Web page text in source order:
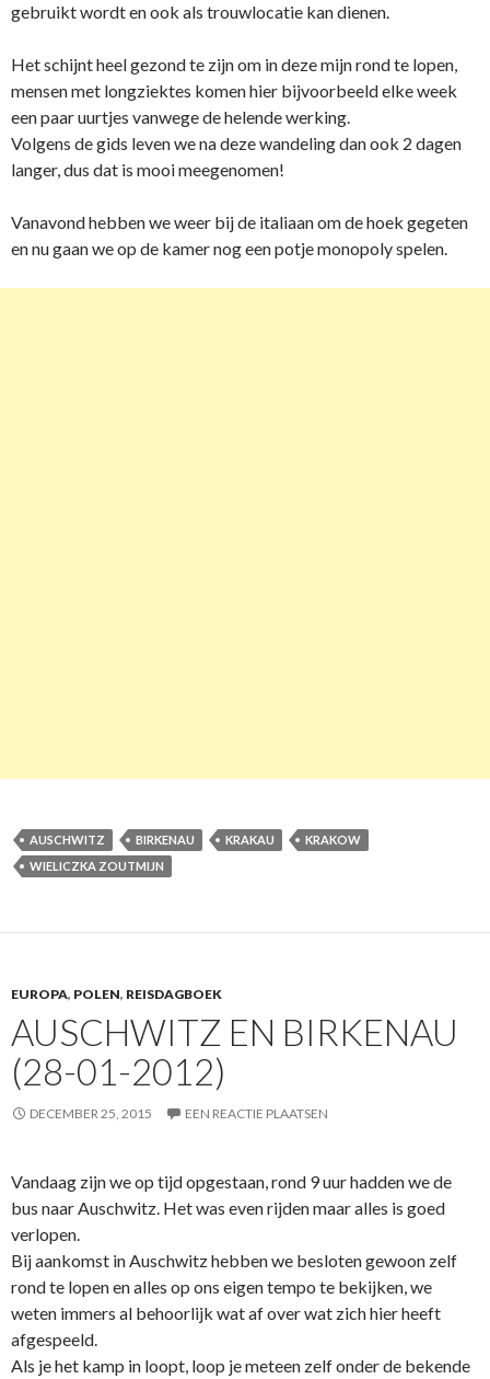
gebruikt wordt en ook als trouwlocatie kan dienen.
Het schijnt heel gezond te zijn om in deze mijn rond te lopen,
mensen met longziektes komen hier bijvoorbeeld elke week
een paar uurtjes vanwege de helende werking.
Volgens de gids leven we na deze wandeling dan ook 2 dagen
langer, dus dat is mooi meegenomen!
Vanavond hebben we weer bij de italiaan om de hoek gegeten
en nu gaan we op de kamer nog een potje monopoly spelen.
AUSCHWITZ BIRKENAU KRAKAU
KRAKOW
WIELICZKA ZOUTMIJN
EUROPA, POLEN, REISDAGBOEK
AUSCHWITZ EN BIRKENAU
(28-01-2012)
DECEMBER 25, 2015 EEN REACTIE PLAATSEN
Vandaag zijn we op tijd opgestaan, rond 9 uur hadden we de
bus naar Auschwitz. Het was even rijden maar alles is goed
verlopen.
Bij aankomst in Auschwitz hebben we besloten gewoon zelf
rond te lopen en alles op ons eigen tempo te bekijken, we
weten immers al behoorlijk wat af over wat zich hier heeft
afgespeeld.
Als je het kamp in loopt, loop je meteen zelf onder de bekende